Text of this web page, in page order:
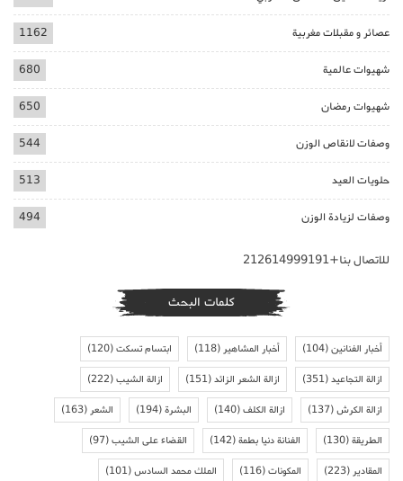
عصائر و مقبلات مغربية 1162
شهيوات عالمية 680
شهيوات رمضان 650
وصفات لانقاص الوزن 544
حلويات العيد 513
وصفات لزيادة الوزن 494
للاتصال بنا+212614999191
كلمات البحث
أخبار الفنانين(104) أخبار المشاهير(118) ابتسام تسكت(120)
ازالة التجاعيد(351) ازالة الشعر الزائد(151) ازالة الشيب(222)
ازالة الكرش(137) ازالة الكلف(140) البشرة(194) الشعر(163)
الطريقة(130) الفنانة دنيا بطمة(142) القضاء على الشيب(97)
المقادير(223) المكونات(116) الملك محمد السادس(101)